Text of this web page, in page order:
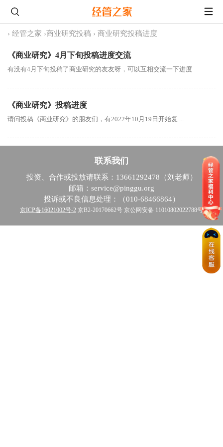
› 经管之家 ›商业研究投稿 › 商业研究投稿进度
《商业研究》4月下旬投稿进度交流
有没有4月下旬投稿了商业研究的友友呀，可以互相交流一下进度
《商业研究》投稿进度
请问投稿《商业研究》的朋友们，有2022年10月19日开始复 ...
联系我们
投资、合作或投放请联系：13661292478（刘老师）
邮箱：service@pinggu.org
投诉或不良信息处理：（010-68466864）
京ICP备16021002号-2 京B2-20170662号 京公网安备 11010802022788号